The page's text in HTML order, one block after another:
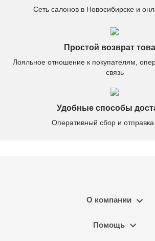
Сеть салонов в Новосибирске и
Простой возврат
Лояльное отношение к покупателям,
связь
Удобные способы
Оперативный сбор и отправка
О компании
Помощь